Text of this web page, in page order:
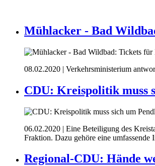
Mühlacker - Bad
08.02.2020 | Verkehrsministerium
CDU: Kreispolitik muss
06.02.2020 | Eine Beteiligung des
Fraktion. Dazu gehöre eine
Regional-CDU: Hände